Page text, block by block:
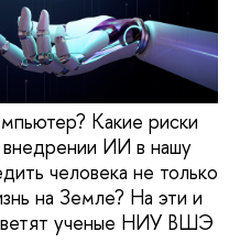
Какие риски
ИИ в нашу
человека не только
на Земле? На эти и
ученые НИУ ВШЭ